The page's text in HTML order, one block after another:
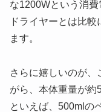
な1200Wという消
ドライヤーとは比
ます。
さらに嬉しいのが、
がら、本体重量が約
といえば、500mlの